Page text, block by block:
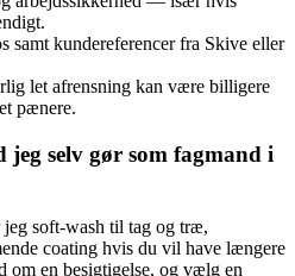
samt kunde­referencer fra Skive eller
let afrensning kan være billigere
pænere.
selv gør som fagmand i
soft‑wash til tag og træ,
coating hvis du vil have længere
om en besigtigelse, og vælg en